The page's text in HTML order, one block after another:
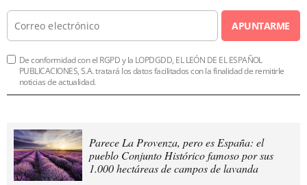
APUNTARME
De conformidad con el RGPD y la LOPDGDD, EL LEÓN DE EL ESPAÑOL
PUBLICACIONES, S.A. tratará los datos facilitados con la finalidad de remitirle
noticias de actualidad.
Parece La Provenza, pero es España: el
pueblo Conjunto Histórico famoso por sus
1.000 hectáreas de campos de lavanda